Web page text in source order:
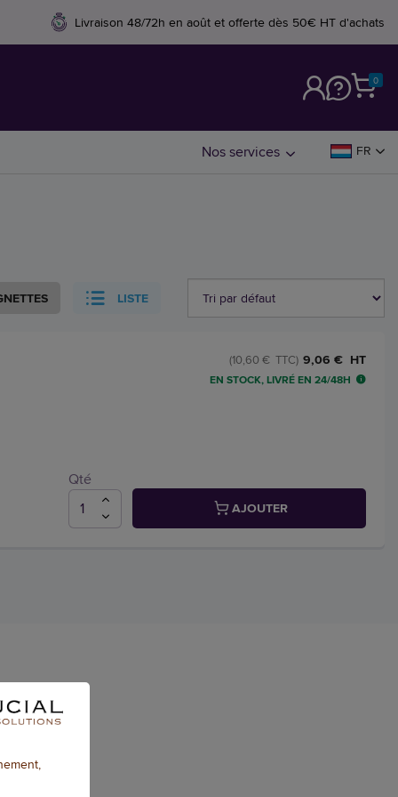
Livraison 48/72h en août et offerte dès 50€ HT d'achats
0
Nos services FR
LISTE
9,06 € HT
(10,60 € TTC)
EN STOCK, LIVRÉ EN 24/48H
Qté
AJOUTER